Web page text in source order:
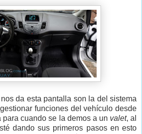
da esta pantalla son la del sistema
funciones del vehículo desde
cuando se la demos a un valet, al
dando sus primeros pasos en esto